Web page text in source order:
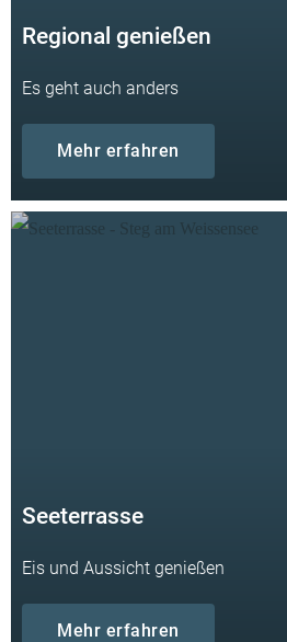
Regional genießen
Es geht auch anders
Mehr erfahren
Seeterrasse
Eis und Aussicht genießen
Mehr erfahren